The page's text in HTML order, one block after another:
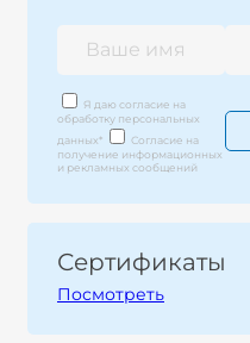
Я даю согласие на
обработку персональных
данных*
Согласие на
получение информационных
и рекламных сообщений
Сертификаты
Посмотреть